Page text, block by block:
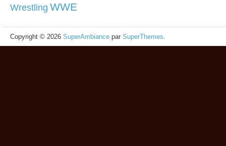
Wrestling WWE
Copyright © 2026 SuperAmbiance par SuperThemes